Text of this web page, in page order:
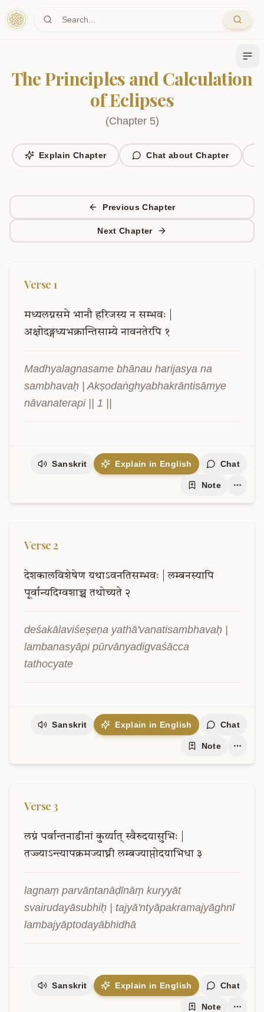
Skip to main content
The Principles and Calculation
of Eclipses
(Chapter 5)
Explain Chapter Chat about Chapter
Previous Chapter
Next Chapter
Verse 1
मध्यलग्नसमे भानौ हरिजस्य न सम्भवः
अक्षोदङ्गध्यभक्रान्तिसाम्ये नावनतेरपि १
Madhyalagnasame bhānau harijasya na
sambhavaḥ | Akṣodaṅghyabhakrāntisāmye
nāvanaterapi || 1 ||
Sanskrit Explain in English Chat
Note
Verse2
देशकालविशेषेण यथाऽवनतिसम्भवः
लम्बनस्यापि
पूर्वान्यदिग्वशाच्च तथोच्यते २
deśakālaviśeṣeṇa yathā'vanatisambhavaḥ |
lambanasyāpi pūrvānyadigvaśācca
tathocyate
Sanskrit Explain in English Chat
Note
Verse 3
लग्नं पर्वान्तनाडीनां कुर्य्यात् स्वैरुदयासुभिः
तज्ज्याऽन्त्यापक्रमज्याघ्नी लम्बज्याप्तोदयाभिधा ३
lagnaṃ parvāntanāḍīnāṃ kuryyāt
svairudayāsubhiḥ | tajyā'ntyāpakramajyāghnī
lambajyāptodayābhidhā
Sanskrit Explain in English Chat
Note